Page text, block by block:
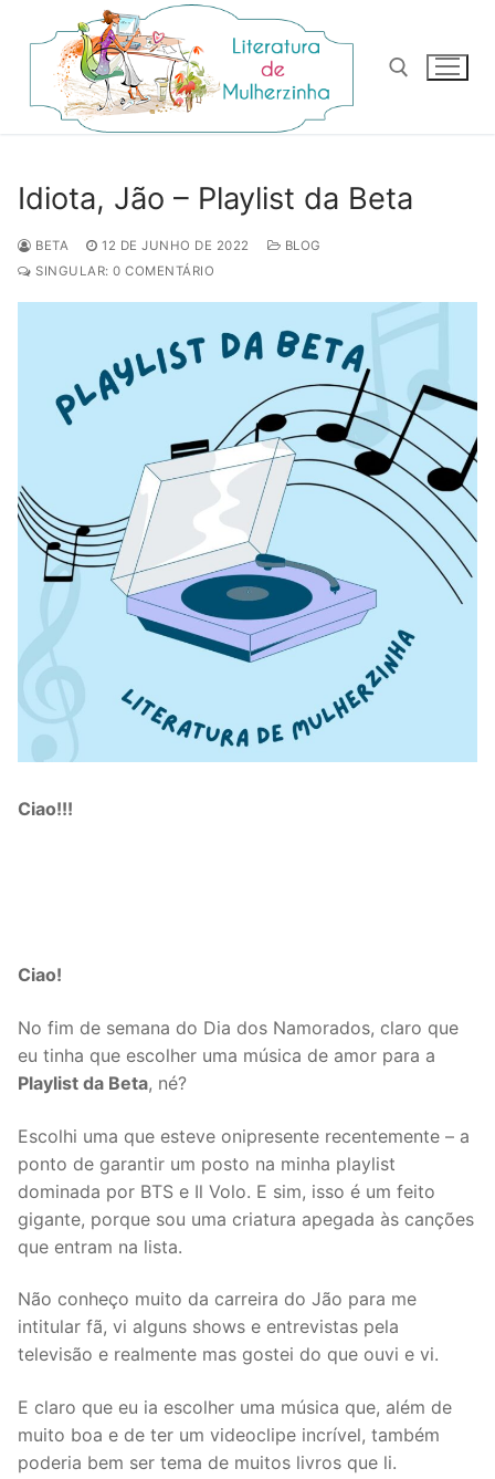
para
conteúdo
Idiota, Jão – Playlist da Beta
BETA 12 DE JUNHO DE 2022
BLOG
SINGULAR: 0 COMENTÁRIO
Ciao!!!
Ciao!
No fim de semana do Dia dos Namorados, claro que
eu tinha que escolher uma música de amor para a
Playlist da Beta, né?
Escolhi uma que esteve onipresente recentemente – a
ponto de garantir um posto na minha playlist
dominada por BTS e Il Volo. E sim, isso é um feito
gigante, porque sou uma criatura apegada às canções
que entram na lista.
Não conheço muito da carreira do Jão para me
intitular fã, vi alguns shows e entrevistas pela
televisão e realmente mas gostei do que ouvi e vi.
E claro que eu ia escolher uma música que, além de
muito boa e de ter um videoclipe incrível, também
poderia bem ser tema de muitos livros que li.